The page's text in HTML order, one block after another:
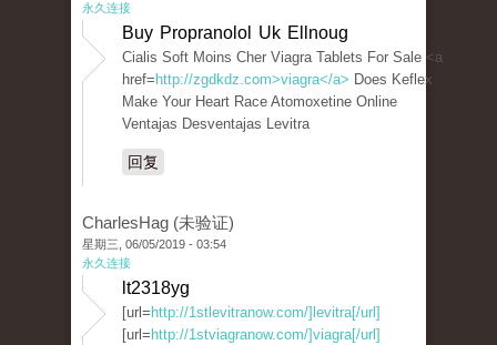
永久连接
Buy Propranolol Uk Ellnoug
Cialis Soft Moins Cher Viagra Tablets For Sale <a
href= http://zgdkdz.com>viagra</a> Does Keflex
Make Your Heart Race Atomoxetine Online
Ventajas Desventajas Levitra
回复
CharlesHag (未验证)
星期三, 06/05/2019 - 03:54
永久连接
lt2318yg
[url= http://1stlevitranow.com/]levitra[/url]
[url= http://1stviagranow.com/]viagra[/url]